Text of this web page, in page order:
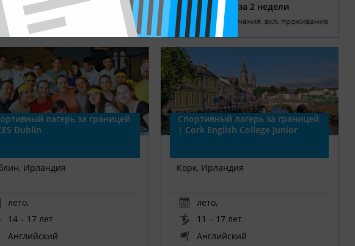
от 3500 € за 2 недели
от 1750 € за 2 недели
лагерь за границей
Dublin
Ирландия
лето,
14 – 17 лет
Английский
Спортивный лагерь за границей
| Cork English College Junior
Корк, Ирландия
лето,
11 – 17 лет
Английский